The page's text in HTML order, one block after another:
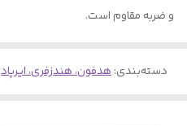
و ضربه مقاوم است.
دسته‌بندی:هدفون، هندزفری، ایرپاد